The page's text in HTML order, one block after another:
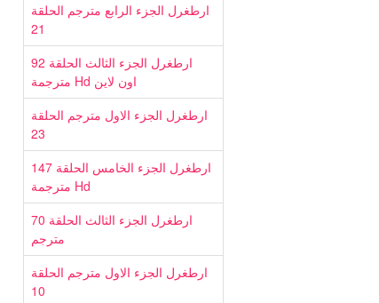
ارطغرل الجزء الرابع مترجم الحلقة
21
ارطغرل الجزء الثالث الحلقة 92
مترجمة Hd اون لاين
ارطغرل الجزء الاول مترجم الحلقة
23
ارطغرل الجزء الخامس الحلقة 147
مترجمة Hd
ارطغرل الجزء الثالث الحلقة 70
مترجم
ارطغرل الجزء الاول مترجم الحلقة
10